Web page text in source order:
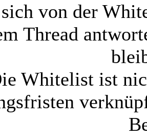
von der
Thread
Whitelist ist